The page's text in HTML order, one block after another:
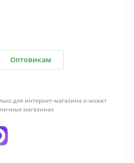
Оптовикам
для интернет-магазина и может
магазинах